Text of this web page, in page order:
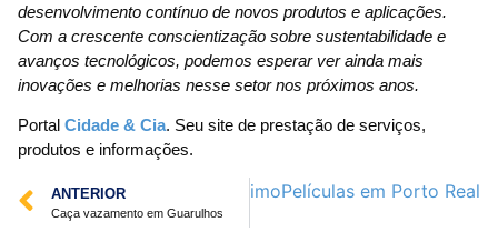
desenvolvimento contínuo de novos produtos e aplicações.
Com a crescente conscientização sobre sustentabilidade e
avanços tecnológicos, podemos esperar ver ainda mais
inovações e melhorias nesse setor nos próximos anos.
Portal Cidade & Cia. Seu site de prestação de serviços,
produtos e informações.
ANTERIOR
Caça vazamento em Guarulhos
PróximoPelículas em Porto Real